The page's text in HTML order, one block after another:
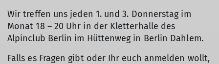
Wir treffen uns jeden 1. und 3. Donnerstag im
Monat 18 – 20 Uhr in der Kletterhalle des
Alpinclub Berlin im Hüttenweg in Berlin Dahlem.
Falls es Fragen gibt oder Ihr euch anmelden wollt,